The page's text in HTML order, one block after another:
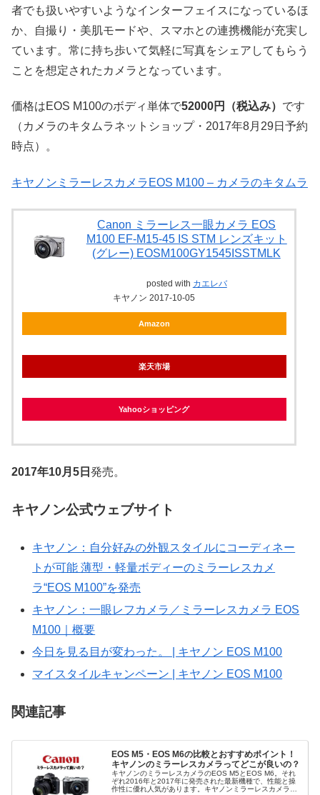
者でも扱いやすいようなインターフェイスになっているほ
か、自撮り・美肌モードや、スマホとの連携機能が充実し
ています。常に持ち歩いて気軽に写真をシェアしてもらう
ことを想定されたカメラとなっています。
価格はEOS M100のボディ単体で52000円（税込み） です
（カメラのキタムラネットショップ・2017年8月29日予約
時点）。
キヤノンミラーレスカメラEOS M100 – カメラのキタムラ
Canon ミラーレス一眼カメラ EOS
M100 EF-M15-45 IS STM レンズキット
(グレー) EOSM100GY1545ISSTMLK
posted with カエレバ
キヤノン 2017-10-05
Amazon
楽天市場
Yahooショッピング
2017年10月5日 発売。
キヤノン公式ウェブサイト
キヤノン：自分好みの外観スタイルにコーディネー
トが可能 薄型・軽量ボディーのミラーレスカメ
ラ“EOS M100”を発売
キヤノン：一眼レフカメラ／ミラーレスカメラ EOS
M100｜概要
今日を見る目が変わった。 | キヤノン EOS M100
マイスタイルキャンペーン | キヤノン EOS M100
関連記事
EOS M5・EOS M6の比較とおすすめポイント！
キヤノンのミラーレスカメラってどこが良いの？
キヤノンのミラーレスカメラのEOS M5とEOS M6。それ
ぞれ2016年と2017年に発売された最新機種で、性能と操
作性に優れ人気があります。キヤノンミラーレスカメラの